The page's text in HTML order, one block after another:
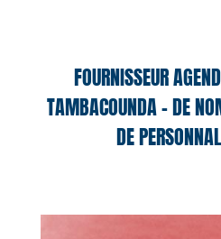
FOURNISSEUR
TAMBACOUNDA – DE
DE